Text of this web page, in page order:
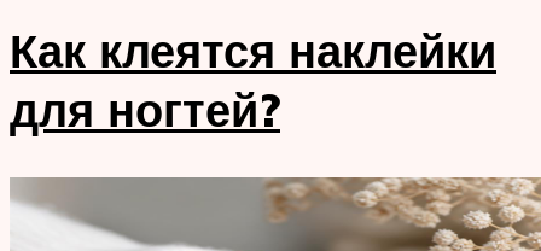
Как клеятся наклейки
для ногтей?